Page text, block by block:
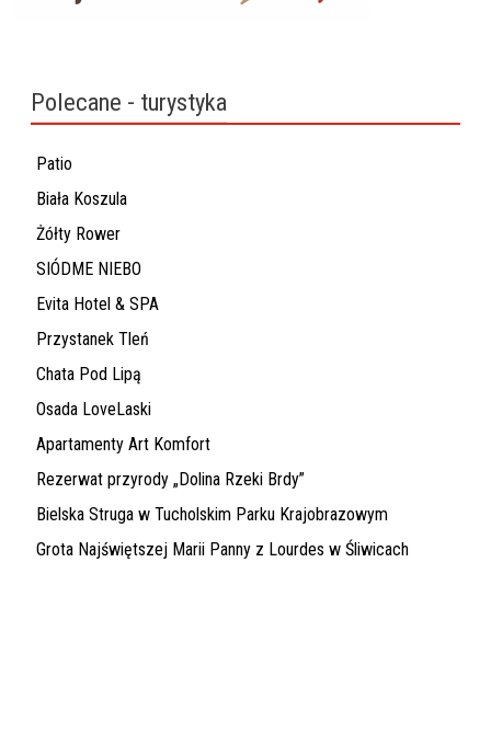
Polecane - turystyka
Patio
Biała Koszula
Żółty Rower
SIÓDME NIEBO
Evita Hotel & SPA
Przystanek Tleń
Chata Pod Lipą
Osada LoveLaski
Apartamenty Art Komfort
Rezerwat przyrody „Dolina Rzeki Brdy”
Bielska Struga w Tucholskim Parku Krajobrazowym
Grota Najświętszej Marii Panny z Lourdes w Śliwicach